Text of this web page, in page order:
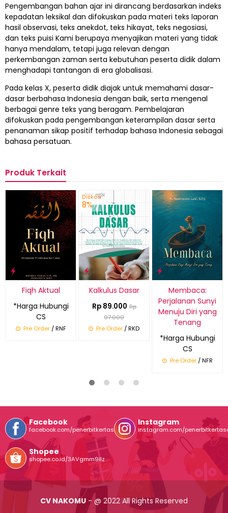
Pengembangan bahan ajar ini dirancang berdasarkan indeks
kepadatan leksikal dan difokuskan pada materi teks laporan
hasil observasi, teks anekdot, teks hikayat, teks negosiasi,
dan teks puisi Kami berupaya menyajikan materi yang tidak
hanya mendalam, tetapi juga relevan dengan
perkembangan zaman serta kebutuhan peserta didik dalam
menghadapi tantangan di era globalisasi.
Pada kelas X, peserta didik diajak untuk memahami dasar-
dasar berbahasa Indonesia dengan baik, serta mengenal
berbagai genre teks yang beragam. Pembelajaran
difokuskan pada pengembangan keterampilan dasar serta
penanaman sikap positif terhadap bahasa Indonesia sebagai
bahasa persatuan.
Produk Terkait
Fiqh Aktual
*Harga Hubungi
CS
Pre Order/ RNF
Diskon
8%
Kalkulus Dasar
Rp 89.000 Rp
97.000
Pre Order / RKD
Membaca:
Perjalanan Sunyi
Menuju Diri yang
Tenang
*Harga Hubungi
CS
Pre Order/ NFR
Facebook
facebook.com/penerbitkertasentuh
Instagram
instagram.com/
Shopee
shopee.co.id/3AVgmm9ilz
CV NAKOMU - @ 2022 All Rights Reserved